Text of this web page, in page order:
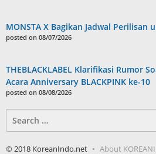
MONSTA X Bagikan Jadwal Perilisan
posted on 08/07/2026
THEBLACKLABEL Klarifikasi Rumor
Acara Anniversary BLACKPINK ke-10
posted on 08/08/2026
for:
© 2018 KoreanIndo.net About